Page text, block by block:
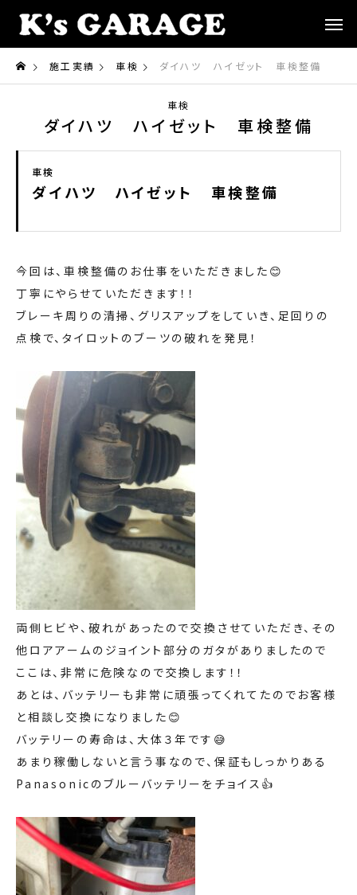
施工実績 車検 ダイハツ ハイゼット 車検整備
車検
ダイハツ ハイゼット 車検整備
車検
ダイハツ ハイゼット 車検整備
今回は、車検整備のお仕事をいただきました😊
丁寧にやらせていただきます！！
ブレーキ周りの清掃、グリスアップをしていき、足回りの
点検で、タイロットのブーツの破れを発見！
両側ヒビや、破れがあったので交換させていただき、その
他ロアアームのジョイント部分のガタがありましたので
ここは、非常に危険なので交換します！！
あとは、バッテリーも非常に頑張ってくれてたのでお客様
と相談し交換になりました😊
バッテリーの寿命は、大体３年です😅
あまり稼働しないと言う事なので、保証もしっかりある
Panasonicのブルーバッテリーをチョイス👍